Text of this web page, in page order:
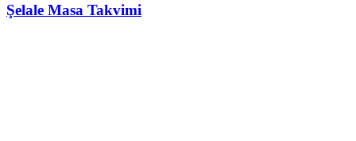
Şelale Masa Takvimi